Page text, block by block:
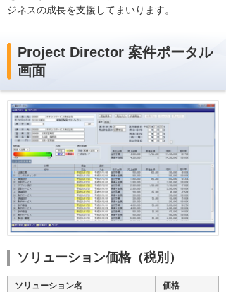
ジネスの成長を支援してまいります。
Project Director 案件ポータル
画面
ソリューション価格（税別）
ソリューション名
価格